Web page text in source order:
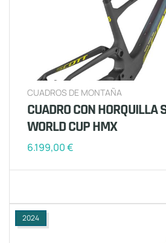
CUADROS DE MONTAÑA
CUADRO CON HORQUILLA
WORLD CUP HMX
6.199,00€
2024